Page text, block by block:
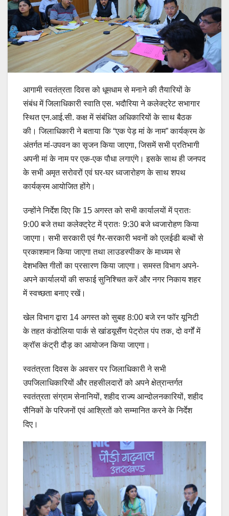
आगामी स्वतंत्रता दिवस को धूमधाम से मनाने की तैयारियों के
संबंध में जिलाधिकारी स्वाति एस. भदौरिया ने कलेक्ट्रेट सभागार
स्थित एन.आई.सी. कक्ष में संबंधित अधिकारियों के साथ बैठक
की। जिलाधिकारी ने बताया कि “एक पेड़ मां के नाम” कार्यक्रम के
अंतर्गत मां-उपवन का सृजन किया जाएगा, जिसमें सभी प्रतिभागी
अपनी मां के नाम पर एक-एक पौधा लगाएंगे। इसके साथ ही जनपद
के सभी अमृत सरोवरों एवं घर-घर ध्वजारोहण के साथ शपथ
कार्यक्रम आयोजित होंगे।
उन्होंने निर्देश दिए कि 15 अगस्त को सभी कार्यालयों में प्रातः
9:00 बजे तथा कलेक्ट्रेट में प्रातः 9:30 बजे ध्वजारोहण किया
जाएगा। सभी सरकारी एवं गैर-सरकारी भवनों को एलईडी बल्बों से
प्रकाशमान किया जाएगा तथा लाउडस्पीकर के माध्यम से
देशभक्ति गीतों का प्रसारण किया जाएगा। समस्त विभाग अपने-
अपने कार्यालयों की सफाई सुनिश्चित करें और नगर निकाय शहर
में स्वच्छता बनाए रखें।
खेल विभाग द्वारा 14 अगस्त को सुबह 8:00 बजे रन फॉर यूनिटी
के तहत कंडोलिया पार्क से खांडयूसैंण पेट्रोल पंप तक, दो वर्गों में
क्रॉस कंट्री दौड़ का आयोजन किया जाएगा।
स्वतंत्रता दिवस के अवसर पर जिलाधिकारी ने सभी
उपजिलाधिकारियों और तहसीलदारों को अपने क्षेत्रान्तर्गत
स्वतंत्रता संग्राम सेनानियों, शहीद राज्य आन्दोलनकारियों, शहीद
सैनिकों के परिजनों एवं आश्रितों को सम्मानित करने के निर्देश
दिए।